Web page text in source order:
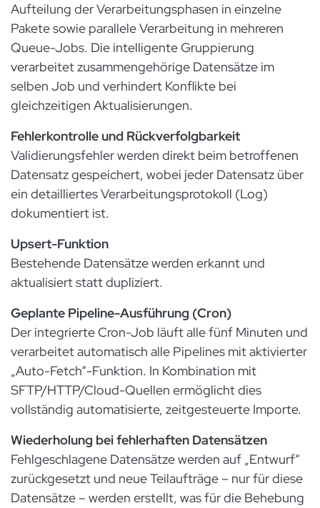
Aufteilung der Verarbeitungsphasen in einzelne
Pakete sowie parallele Verarbeitung in mehreren
Queue-Jobs. Die intelligente Gruppierung
verarbeitet zusammengehörige Datensätze im
selben Job und verhindert Konflikte bei
gleichzeitigen Aktualisierungen.
Fehlerkontrolle und Rückverfolgbarkeit
Validierungsfehler werden direkt beim betroffenen
Datensatz gespeichert, wobei jeder Datensatz über
ein detailliertes Verarbeitungsprotokoll (Log)
dokumentiert ist.
Upsert-Funktion
Bestehende Datensätze werden erkannt und
aktualisiert statt dupliziert.
Geplante Pipeline-Ausführung (Cron)
Der integrierte Cron-Job läuft alle fünf Minuten und
verarbeitet automatisch alle Pipelines mit aktivierter
„Auto-Fetch“-Funktion. In Kombination mit
SFTP/HTTP/Cloud-Quellen ermöglicht dies
vollständig automatisierte, zeitgesteuerte Importe.
Wiederholung bei fehlerhaften Datensätzen
Fehlgeschlagene Datensätze werden auf „Entwurf“
zurückgesetzt und neue Teilaufträge – nur für diese
Datensätze – werden erstellt, was für die Behebung